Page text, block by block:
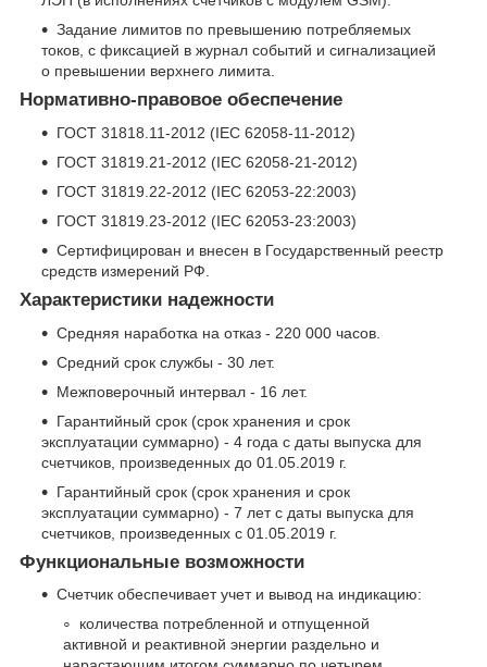
Задание лимитов по превышению потребляемых
токов, с фиксацией в журнал событий и сигнализацией
о превышении верхнего лимита.
Нормативно-правовое обеспечение
ГОСТ 31818.11-2012 (IEC 62058-11-2012)
ГОСТ 31819.21-2012 (IEC 62058-21-2012)
ГОСТ 31819.22-2012 (IEC 62053-22:2003)
ГОСТ 31819.23-2012 (IEC 62053-23:2003)
Сертифицирован и внесен в Государственный реестр
средств измерений РФ.
Характеристики надежности
Средняя наработка на отказ - 220 000 часов.
Средний срок службы - 30 лет.
Межповерочный интервал - 16 лет.
Гарантийный срок (срок хранения и срок
эксплуатации суммарно) - 4 года с даты выпуска для
счетчиков, произведенных до 01.05.2019 г.
Гарантийный срок (срок хранения и срок
эксплуатации суммарно) - 7 лет с даты выпуска для
счетчиков, произведенных c 01.05.2019 г.
Функциональные возможности
Счетчик обеспечивает учет и вывод на индикацию:
количества потребленной и отпущенной
активной и реактивной энергии раздельно и